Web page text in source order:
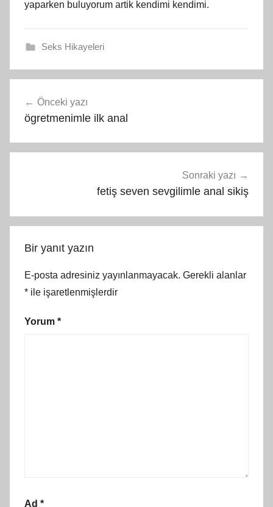
yaparken buluyorum artik kendimi kendimi.
Seks Hikayeleri
gezinmesi
Önceki yazı
ögretmenimle ilk anal
Sonraki yazı
fetiş seven sevgilimle anal sikiş
Bir yanıt yazın
E-posta adresiniz yayınlanmayacak. Gerekli alanlar
* ile işaretlenmişlerdir
Yorum *
Ad *